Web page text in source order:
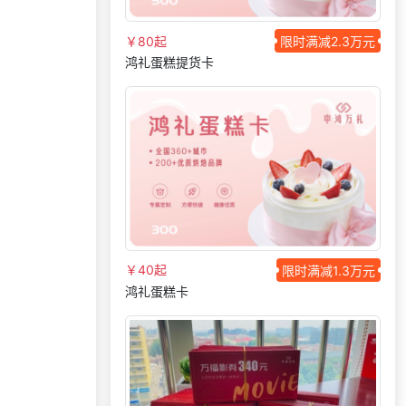
￥80起
限时满减2.3万元
鸿礼蛋糕提货卡
￥40起
限时满减1.3万元
鸿礼蛋糕卡
索要商城资料
176*** 17 天前
获取礼品采购供应链
索要福利礼品采购资
料
145***
6 天前
选择礼品商城系统
选择了企业福利系统
131***
21 天前
索要商城资料
156***
咨询一站式福利方案
139***
选择礼品卡商城系统
150***
150***
24 天前
选择礼品商城系统
131***
14 天前
咨询工会福利平台
138***
10 天前
申请按需体验系统